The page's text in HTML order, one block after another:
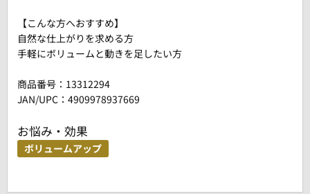
【こんな方へおすすめ】
自然な仕上がりを求める方
手軽にボリュームと動きを足したい方
商品番号： 13312294
JAN/UPC：4909978937669
お悩み・効果
ボリュームアップ